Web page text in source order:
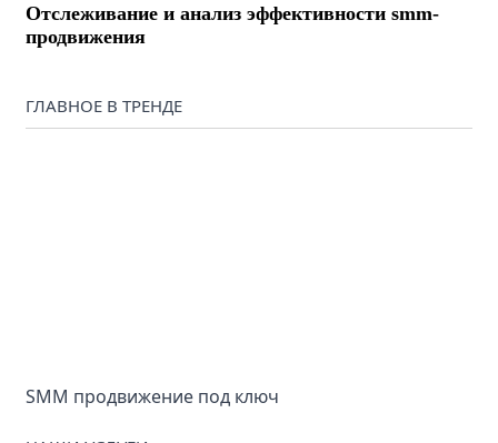
Отслеживание и анализ эффективности smm-
продвижения
ГЛАВНОЕ В ТРЕНДЕ
SMM продвижение под ключ